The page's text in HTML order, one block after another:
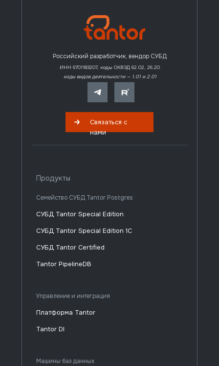
Продукты
Семейство СУБД Tantor Postgres
Управление и интеграция
Машины баз данных
Российский разработчик, вендор СУБД
ИНН 9701183207, коды ОКВЭД 62.02, 26.20
коды видов деятельности — 1.01 и 2.01
СУБД Tantor Special Edition
СУБД Tantor Special Edition 1C
СУБД Tantor Certified
Tantor PipelineDB
Платформа Tantor
Tantor DI
Связаться с
нами